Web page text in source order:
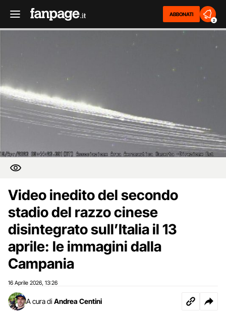
ABBONATI
2
Video inedito del secondo
stadio del razzo cinese
disintegrato sull’Italia il 13
aprile: le immagini dalla
Campania
16 Aprile 2026 13:26
A cura di Andrea Centini